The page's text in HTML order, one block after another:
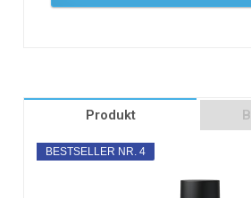
Produkt
BESTSELLER NR. 4